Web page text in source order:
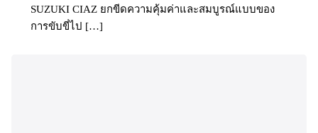
SUZUKI CIAZ ยกขีดความคุ้มค่าและสมบูรณ์แบบของ
การขับขี่ไป […]